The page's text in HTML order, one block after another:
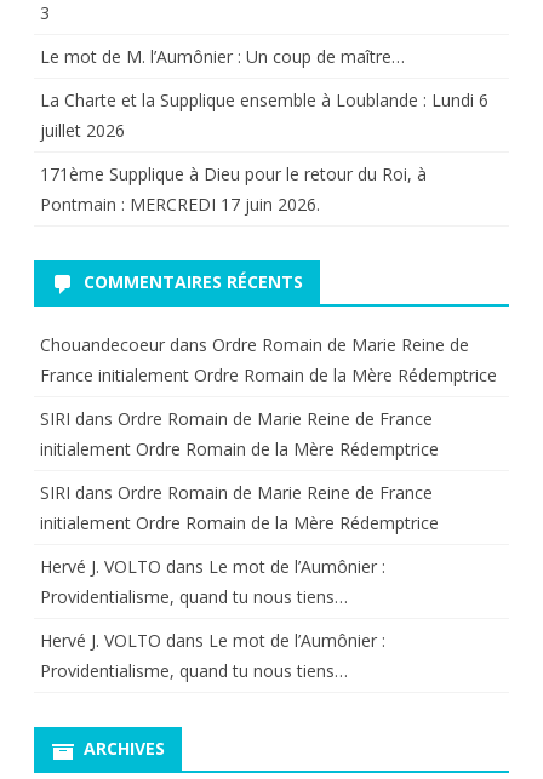
Christ
3
Le mot de M. l’Aumônier : Un coup de maître…
La Charte et la Supplique ensemble à Loublande : Lundi 6
juillet 2026
171ème Supplique à Dieu pour le retour du Roi, à
Pontmain : MERCREDI 17 juin 2026.
COMMENTAIRES RÉCENTS
Chouandecoeur dans Ordre Romain de Marie Reine de
France initialement Ordre Romain de la Mère Rédemptrice
SIRI dans Ordre Romain de Marie Reine de France
initialement Ordre Romain de la Mère Rédemptrice
SIRI dans Ordre Romain de Marie Reine de France
initialement Ordre Romain de la Mère Rédemptrice
Hervé J. VOLTO dans Le mot de l’Aumônier :
Providentialisme, quand tu nous tiens…
Hervé J. VOLTO dans Le mot de l’Aumônier :
Providentialisme, quand tu nous tiens…
ARCHIVES